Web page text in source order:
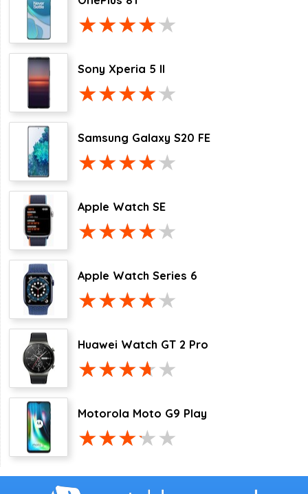
Sony Xperia 5 II
Samsung Galaxy S20 FE
Apple Watch SE
Apple Watch Series 6
Huawei Watch GT 2 Pro
Motorola Moto G9 Play